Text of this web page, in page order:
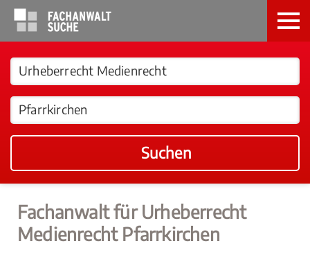
Suchen
Fachanwalt für Urheberrecht
Medienrecht Pfarrkirchen